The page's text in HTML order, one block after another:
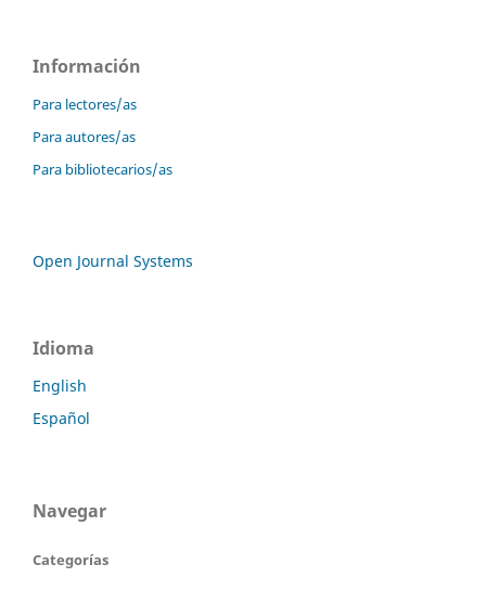
Información
Para lectores/as
Para autores/as
Para bibliotecarios/as
Open Journal Systems
Idioma
English
Español
Navegar
Categorías